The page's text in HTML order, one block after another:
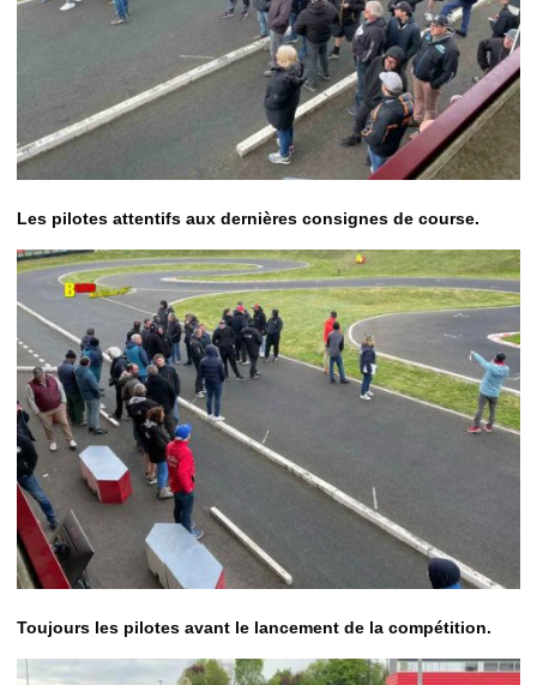
Les pilotes attentifs aux dernières consignes de course.
Toujours les pilotes avant le lancement de la compétition.